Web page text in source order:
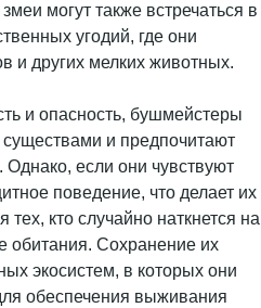
могут также встречаться в
угодий, где они
и других мелких животных.
и опасность, бушмейстеры
и предпочитают
Однако, если они чувствуют
поведение, что делает их
кто случайно наткнется на
обитания. Сохранение их
экосистем, в которых они
обеспечения выживания